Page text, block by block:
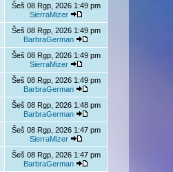
Šeš 08 Rgp, 2026 1:49 pm
SierraMizer
Šeš 08 Rgp, 2026 1:49 pm
BarbraGerman
Šeš 08 Rgp, 2026 1:49 pm
SierraMizer
Šeš 08 Rgp, 2026 1:49 pm
BarbraGerman
Šeš 08 Rgp, 2026 1:48 pm
BarbraGerman
Šeš 08 Rgp, 2026 1:47 pm
SierraMizer
Šeš 08 Rgp, 2026 1:47 pm
BarbraGerman